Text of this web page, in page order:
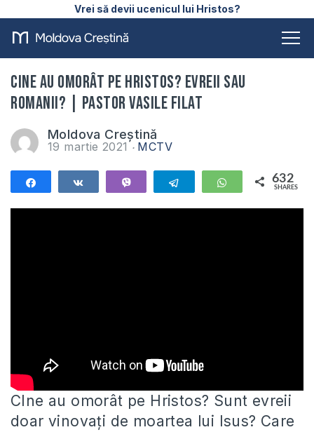
Vrei să devii ucenicul lui Hristos?
Cine au omorât pe Hristos? Evreii sau
Romanii? | Pastor Vasile Filat
Moldova Creștină
19 martie 2021 MCTV
Telegram WhatsApp
632
SHARES
CIne au omorât pe Hristos? Sunt evreii
doar vinovați de moartea lui Isus? Care